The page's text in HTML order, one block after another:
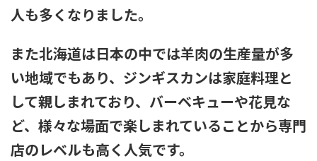
【感謝】イコラブ人気メンバー・齋藤樹愛羅さんが『盛れ！
【ファッション】「同級生に笑われたことも」現役女子大生が
「全身レギンス姿」で大学に通う理由
【騒然】中西香菜さんの夫・福永活也さん「妻が出ていってし
まいました」⇒真相発覚
御手洗菜々アナと南後杏子アナ 踊って胸が微揺れ！！【GIF
人も多くなりました。
また北海道は日本の中では羊肉の生産量が多
い地域でもあり、ジンギスカンは家庭料理と
して親しまれており、バーベキューや花見な
ど、様々な場面で楽しまれていることから専門
店のレベルも高く人気です。